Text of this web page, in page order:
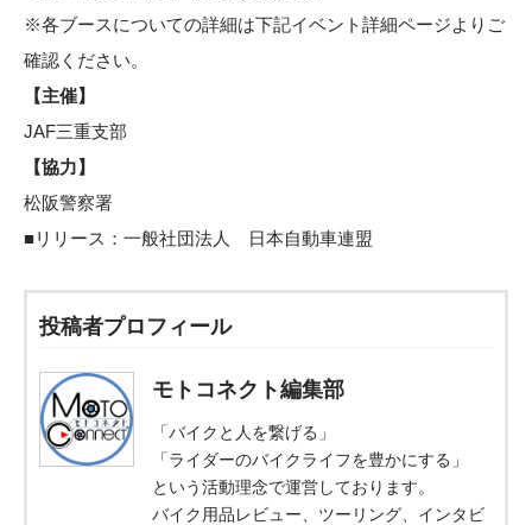
※各ブースについての詳細は下記イベント詳細ページよりご
確認ください。
【主催】
JAF三重支部
【協力】
松阪警察署
■リリース： 一般社団法人 日本自動車連盟
投稿者プロフィール
モトコネクト編集部
「バイクと人を繋げる」
「ライダーのバイクライフを豊かにする」
という活動理念で運営しております。
バイク用品レビュー、ツーリング、インタビ